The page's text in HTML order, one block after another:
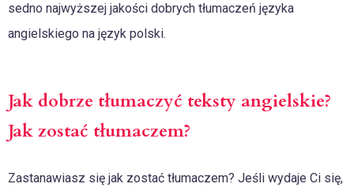
sedno najwyższej jakości dobrych tłumaczeń języka
angielskiego na język polski.
Jak dobrze tłumaczyć teksty angielskie?
Jak zostać tłumaczem?
Zastanawiasz się jak zostać tłumaczem? Jeśli wydaje Ci się,